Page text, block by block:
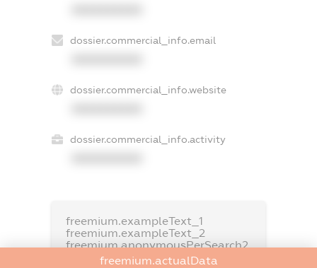
dossier.commercial_info.email
dossier.commercial_info.website
dossier.commercial_info.activity
freemium.exampleText_1
freemium.exampleText_2
freemium.anonymousPerSearch2
freemium.actualData